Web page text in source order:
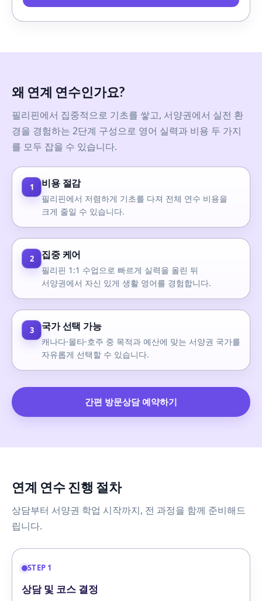
왜 연계 연수인가요?
필리핀에서 집중적으로 기초를 쌓고, 서양권에서 실전 환
경을 경험하는 2단계 구성으로 영어 실력과 비용 두 가지
를 모두 잡을 수 있습니다.
1 비용 절감
필리핀에서 저렴하게 기초를 다져 전체 연수 비용을
크게 줄일 수 있습니다.
2 집중 케어
필리핀 1:1 수업으로 빠르게 실력을 올린 뒤
서양권에서 자신 있게 생활 영어를 경험합니다.
3 국가 선택 가능
캐나다·몰타·호주 중 목적과 예산에 맞는 서양권 국가를
자유롭게 선택할 수 있습니다.
간편 방문상담 예약하기
연계 연수 진행 절차
상담부터 서양권 학업 시작까지, 전 과정을 함께 준비해드
립니다.
STEP 1
상담 및 코스 결정